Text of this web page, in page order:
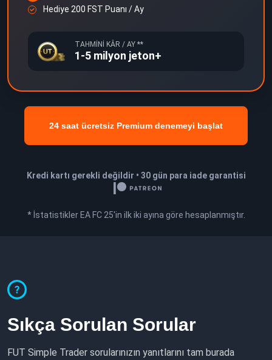
Hediye 200 FST Puanı / Ay
TAHMINI KÂR / AY **
1-5 milyon jeton+
24 saat ücretsiz Premium denemeyi başlat
Kredi kartı gerekli değildir • 30 gün para iade garantisi
* İstatistikler EA FC 25'in ilk iki ayına göre hesaplanmıştır.
Sıkça Sorulan Sorular
FUT Simple Trader sorularınızın yanıtlarını tam burada